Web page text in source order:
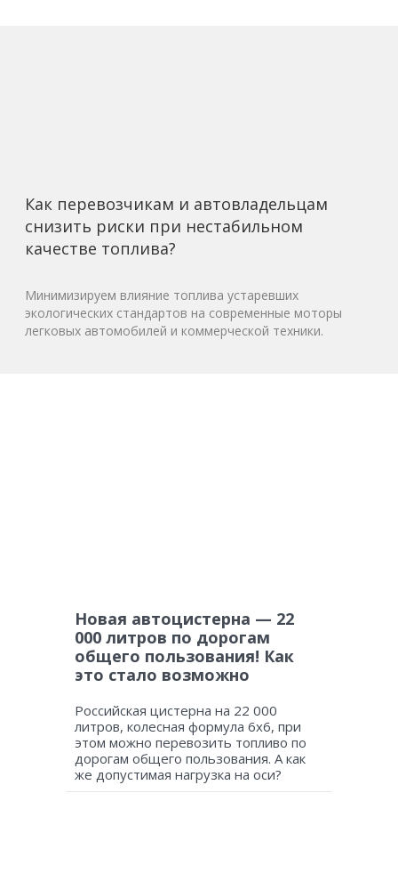
Как перевозчикам и автовладельцам
снизить риски при нестабильном
качестве топлива?
Минимизируем влияние топлива устаревших
экологических стандартов на современные моторы
легковых автомобилей и коммерческой техники.
Новая автоцистерна — 22
000 литров по дорогам
общего пользования! Как
это стало возможно
Российская цистерна на 22 000
литров, колесная формула 6х6, при
этом можно перевозить топливо по
дорогам общего пользования. А как
же допустимая нагрузка на оси?